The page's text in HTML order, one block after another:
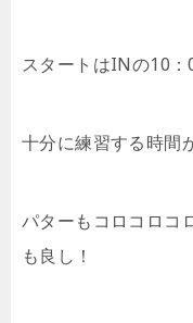
スタートはINの10：
十分に練習する時間
パターもコロコロコ
も良し！